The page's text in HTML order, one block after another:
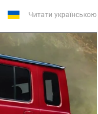
Читати українською